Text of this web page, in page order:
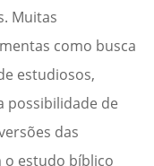
Muitas
como busca
estudiosos,
possibilidade de
das
o estudo bíblico